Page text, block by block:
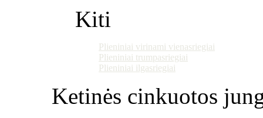
Kiti
Plieniniai virinami vienasriegiai
Plieniniai trumpasriegiai
Plieniniai ilgasriegiai
Ketinės cinkuotos